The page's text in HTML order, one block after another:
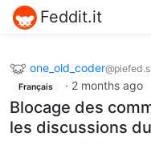
Feddit.it
one_old_coder
Français · 2 months ago
Blocage des
les discussions